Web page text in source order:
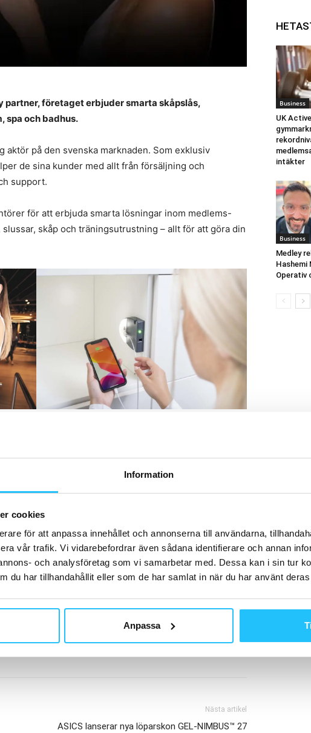
Information
cookies
för att anpassa innehållet och annonserna till användarna,
vår trafik. Vi vidarebefordrar även sådana identifierare och annan
och analysföretag som vi samarbetar med. Dessa kan i sin tur
du har tillhandahållit eller som de har samlat in när du har använt
Anpassa
partner, företaget erbjuder smarta skåpslås,
spa och badhus.
aktör på den svenska marknaden. Som exklusiv
de sina kunder med allt från försäljning och
support.
för att erbjuda smarta lösningar inom medlems-
skåp och träningsutrustning – allt för att göra din
som ansluter sig till oss som partners, detta gör
den kostnadsfri för att så många som möjligt ska ha
via hemsida, sociala medier och podcast
Skå
Nästa artikel
ASICS lanserar nya löparskon GEL-NIMBUS™ 27
Business
UK
intäkter
Business
Medley
Hashemi
Operativ